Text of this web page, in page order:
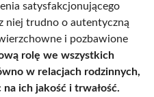
satysfakcjonującego
niej trudno o autentyczną
i pozbawione
rolę we wszystkich
w relacjach rodzinnych,
ich jakość i trwałość.